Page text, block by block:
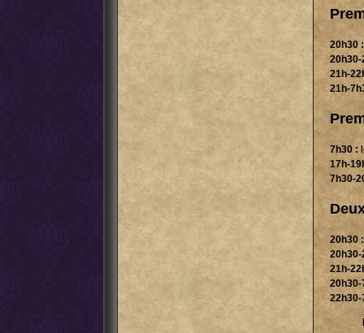
20h30 :
20h30-
21h-
21h-
7h30 :
17h-
7h30-
20h30 :
20h30-
21h-
20h30-
22h30-